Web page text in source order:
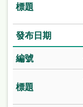
日
語
隱
權